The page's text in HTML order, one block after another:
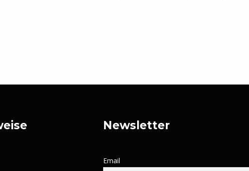
Newsletter
Email